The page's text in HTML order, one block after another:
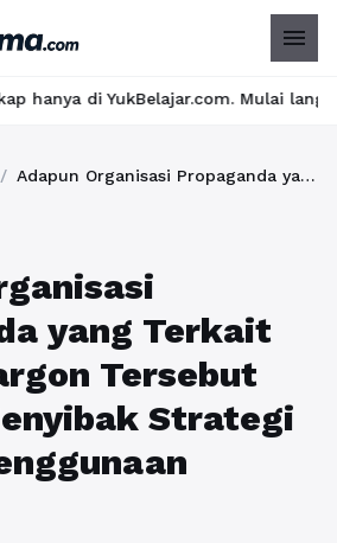
menu
Mulai langkah suksesmu
/ Adapun Organisasi Propaganda yang Terkait dengan Jargon Tersebut Adalah: Menyibak Strategi di Balik Penggunaan Jargon
yang Terkait
Tersebut
Strategi